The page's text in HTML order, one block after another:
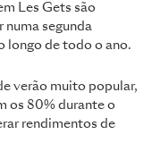
Les Gets são
numa segunda
longo de todo o ano.
verão muito popular,
os 80% durante o
rendimentos de